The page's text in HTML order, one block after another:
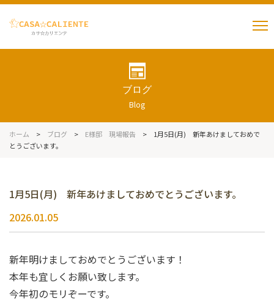
ブログ
Blog
ホーム > ブログ > E様邸 現場報告 > 1月5日(月) 新年あけましておめで
とうございます。
1月5日(月) 新年あけましておめでとうございます。
2026.01.05
新年明けましておめでとうございます！
本年も宜しくお願い致します。
今年初のモリぞーです。